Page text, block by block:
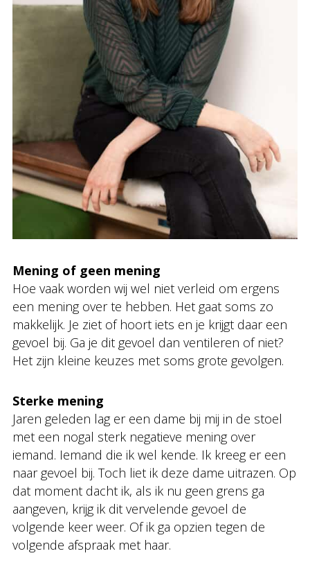
Mening of geen mening
Hoe vaak worden wij wel niet verleid om ergens
een mening over te hebben. Het gaat soms zo
makkelijk. Je ziet of hoort iets en je krijgt daar een
gevoel bij. Ga je dit gevoel dan ventileren of niet?
Het zijn kleine keuzes met soms grote gevolgen.
Sterke mening
Jaren geleden lag er een dame bij mij in de stoel
met een nogal sterk negatieve mening over
iemand. Iemand die ik wel kende. Ik kreeg er een
naar gevoel bij. Toch liet ik deze dame uitrazen. Op
dat moment dacht ik, als ik nu geen grens ga
aangeven, krijg ik dit vervelende gevoel de
volgende keer weer. Of ik ga opzien tegen de
volgende afspraak met haar.